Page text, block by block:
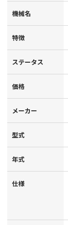
機械名
特徴
ステータス
価格
メーカー
型式
年式
仕様